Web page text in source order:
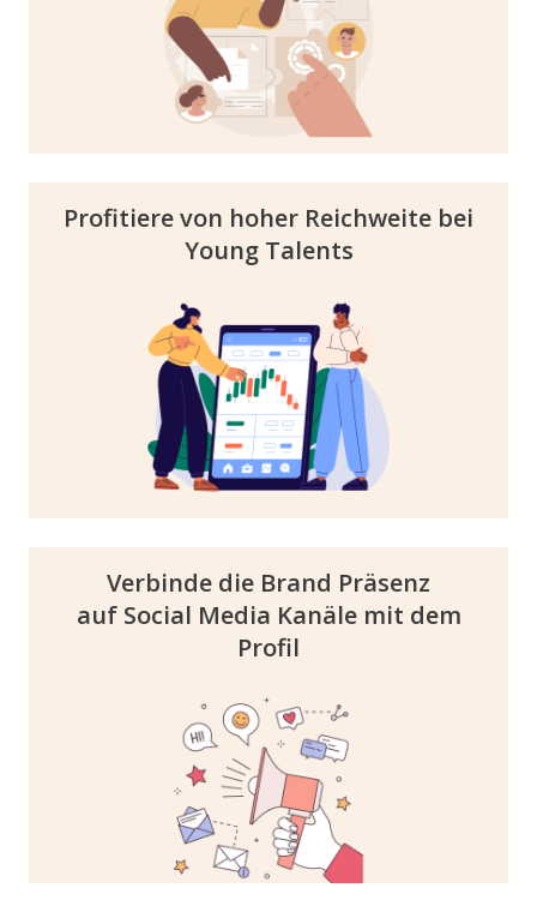
Infos im Profil sorgen für passende
Interessent:innen.
Profitiere von hoher Reichweite bei
Young Talents
Durch unser starkes Google Ranking und
unsere Bekanntheit in der Zielgruppe,
generieren wir regelmäßig hohe
Reichweiten. Profitiere von der Verbindung
mit unseren Karriere Events, den
Absolventenkongressen.
Verbinde die Brand Präsenz
auf Social Media Kanäle mit dem
Profil
In der online Partnerschaft verlinken wir
wir dir die Möglichkeit, das Unternehmen
noch einmal detaillierter und authentischer
zu präsentieren.